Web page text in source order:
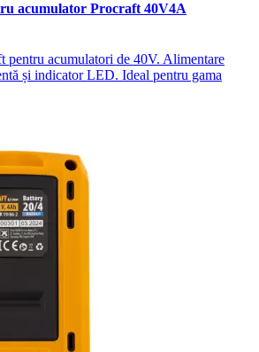
acumulator Procraft 40V4A
pentru acumulatori de 40V. Alimentare
și indicator LED. Ideal pentru gama